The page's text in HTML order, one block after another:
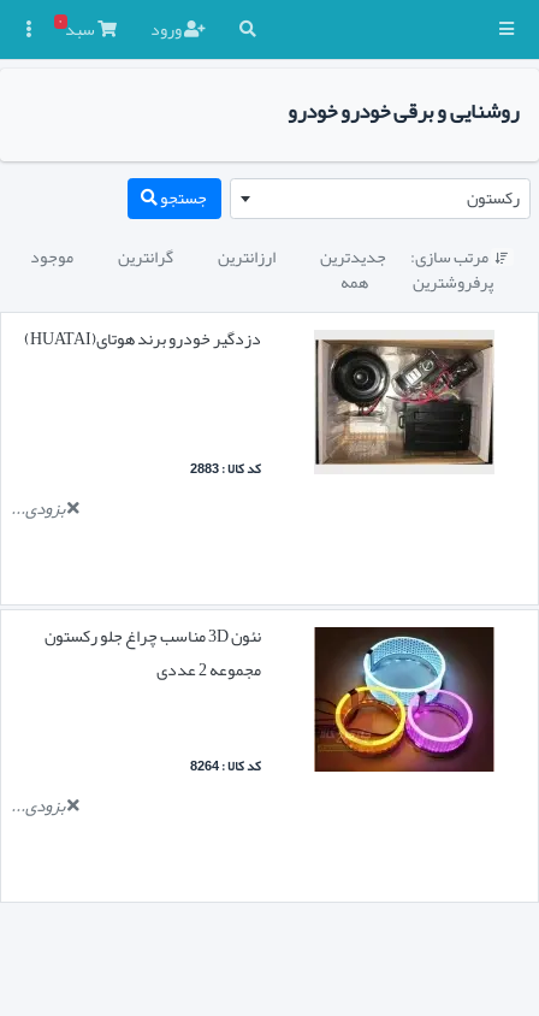
ورود سبد۰
روشنایی و برقی خودرو خودرو
رکستون جستجو
 مرتب سازی: جدیدترین ارزانترین گرانترین موجود
پرفروشترین
همه
دزدگیر خودرو برند هوتای(HUATAI)
کد کالا : 2883
بزودی...
نئون 3D مناسب چراغ جلو رکستون
مجموعه 2 عددی
کد کالا : 8264
بزودی...